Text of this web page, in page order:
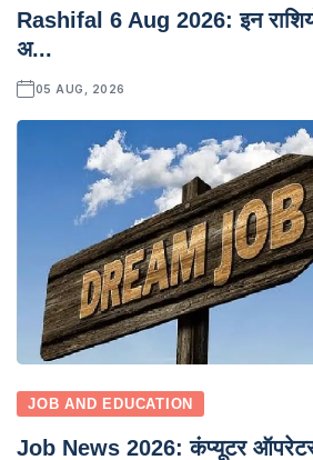
Rashifal 6 Aug 2026: इन
अ...
05 AUG, 2026
JOB AND EDUCATION
Job News 2026: कंप्यूटर